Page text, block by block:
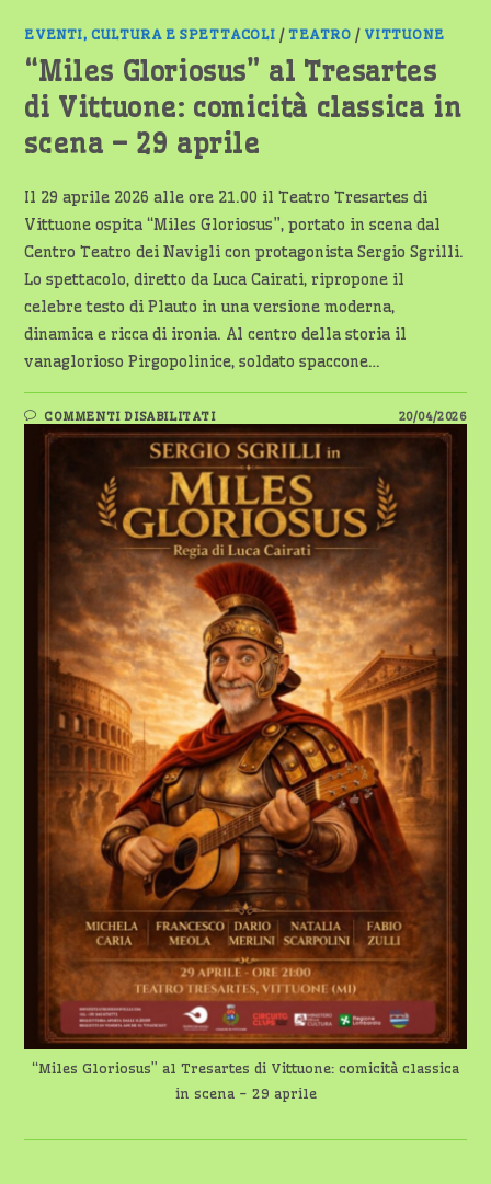
EVENTI, CULTURA E SPETTACOLI /TEATRO / VITTUONE
“Miles Gloriosus” al Tresartes
di Vittuone: comicità classica in
scena – 29 aprile
Il 29 aprile 2026 alle ore 21.00 il Teatro Tresartes di
Vittuone ospita “Miles Gloriosus”, portato in scena dal
Centro Teatro dei Navigli con protagonista Sergio Sgrilli.
Lo spettacolo, diretto da Luca Cairati, ripropone il
celebre testo di Plauto in una versione moderna,
dinamica e ricca di ironia. Al centro della storia il
vanaglorioso Pirgopolinice, soldato spaccone…
COMMENTI DISABILITATISU
“MILES
GLORIOSUS”
AL
TRESARTES
DI
VITTUONE:
COMICITÀ
CLASSICA
IN
SCENA
–
29
APRILE
20/04/2026
“Miles Gloriosus” al Tresartes di Vittuone: comicità classica
in scena - 29 aprile